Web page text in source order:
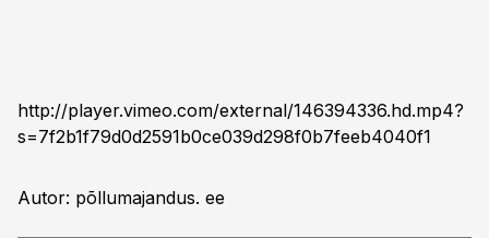
http://player.vimeo.com/external/146394336.hd.mp4?
s=7f2b1f79d0d2591b0ce039d298f0b7feeb4040f1
Autor: põllumajandus. ee